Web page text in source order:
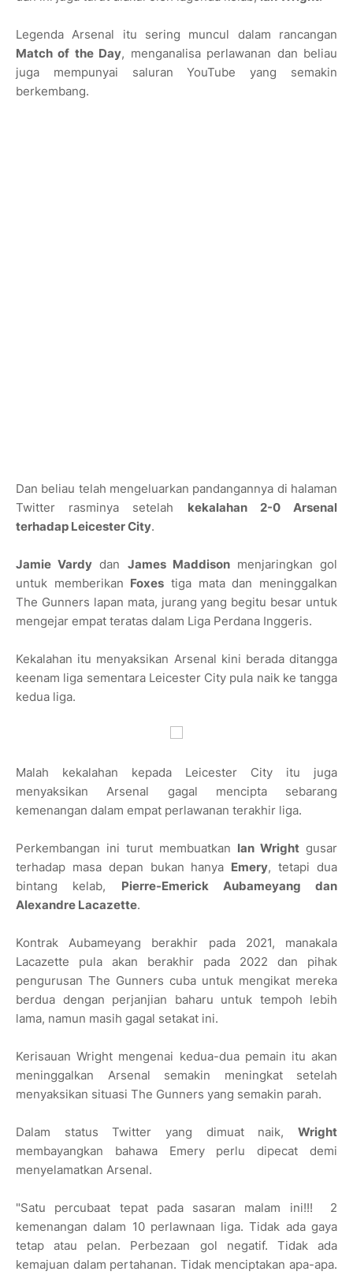
Legenda Arsenal itu sering muncul dalam rancangan
Match of the Day, menganalisa perlawanan dan beliau
juga mempunyai saluran YouTube yang semakin
berkembang.
Dan beliau telah mengeluarkan pandangannya di halaman
Twitter rasminya setelah kekalahan 2-0 Arsenal
terhadap Leicester City.
Jamie Vardy dan James Maddisonmenjaringkan gol
untuk memberikan Foxes tiga mata dan meninggalkan
The Gunners lapan mata, jurang yang begitu besar untuk
mengejar empat teratas dalam Liga Perdana Inggeris.
Kekalahan itu menyaksikan Arsenal kini berada ditangga
keenam liga sementara Leicester City pula naik ke tangga
kedua liga.
Malah kekalahan kepada Leicester City itu juga
menyaksikan Arsenal gagal mencipta sebarang
kemenangan dalam empat perlawanan terakhir liga.
Perkembangan ini turut membuatkan Ian Wright gusar
terhadap masa depan bukan hanya Emery, tetapi dua
bintang kelab, Pierre-Emerick Aubameyang dan
Alexandre Lacazette.
Kontrak Aubameyang berakhir pada 2021, manakala
Lacazette pula akan berakhir pada 2022 dan pihak
pengurusan The Gunners cuba untuk mengikat mereka
berdua dengan perjanjian baharu untuk tempoh lebih
lama, namun masih gagal setakat ini.
Kerisauan Wright mengenai kedua-dua pemain itu akan
meninggalkan Arsenal semakin meningkat setelah
menyaksikan situasi The Gunners yang semakin parah.
Dalam status Twitter yang dimuat naik, Wright
membayangkan bahawa Emery perlu dipecat demi
menyelamatkan Arsenal.
"Satu percubaat tepat pada sasaran malam ini!!! 2
kemenangan dalam 10 perlawnaan liga. Tidak ada gaya
tetap atau pelan. Perbezaan gol negatif. Tidak ada
kemajuan dalam pertahanan. Tidak menciptakan apa-apa.